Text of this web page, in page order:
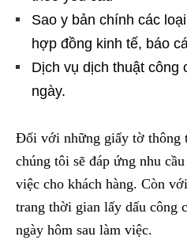
Sao y bản chính các
hợp đồng kinh tế, báo
Dịch vụ dịch thuật công
ngày.
Đối với những giấy tờ thông
chúng tôi sẽ đáp ứng nhu
việc cho khách hàng. Còn
trang thời gian lấy dấu công
ngày hôm sau làm việc.